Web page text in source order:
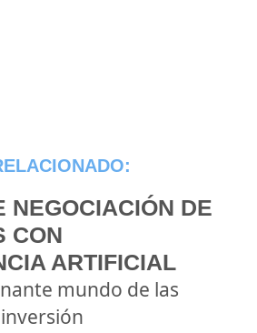
NEGOCIACIÓN DE
CON
ARTIFICIAL
mundo de las